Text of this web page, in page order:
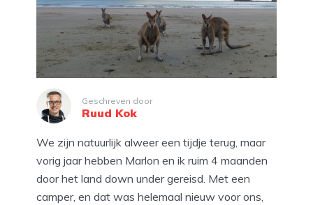
Geschreven door
Ruud Kok
We zijn natuurlijk alweer een tijdje terug, maar
vorig jaar hebben Marlon en ik ruim 4 maanden
door het land down under gereisd. Met een
camper, en dat was helemaal nieuw voor ons,